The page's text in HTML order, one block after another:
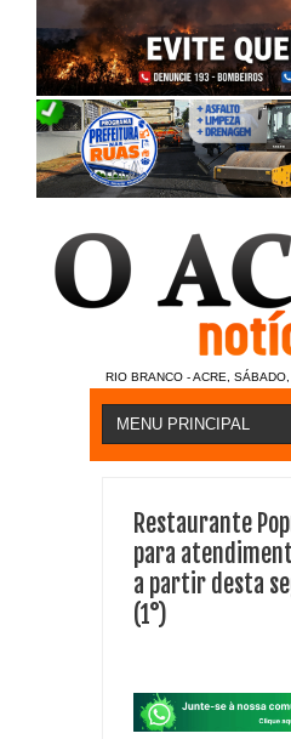
RIO BRANCO - ACRE,
Restaurante
para
a partir desta
(1°)